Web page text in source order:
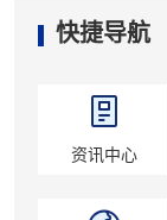
快捷导航
资讯中心